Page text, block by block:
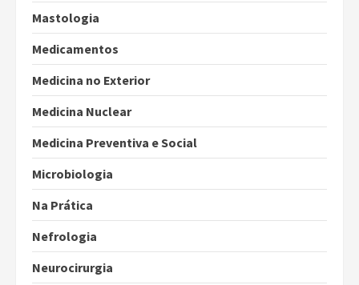
Mastologia
Medicamentos
Medicina no Exterior
Medicina Nuclear
Medicina Preventiva e Social
Microbiologia
Na Prática
Nefrologia
Neurocirurgia